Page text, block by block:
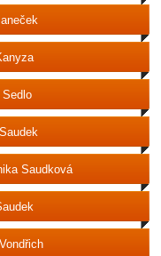
Sedlo
Saudková